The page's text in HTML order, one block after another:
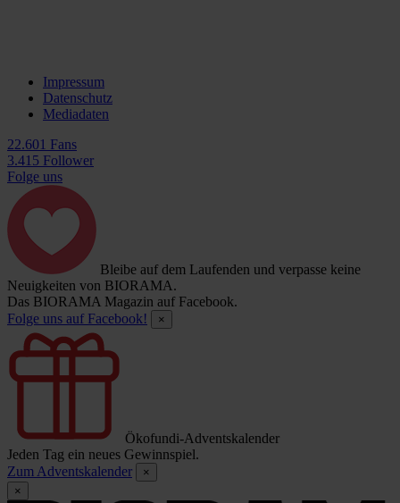
Impressum
Datenschutz
Mediadaten
22.601 Fans
3.415 Follower
Folge uns
Bleibe auf dem Laufenden und verpasse keine
Neuigkeiten von BIORAMA.
Das BIORAMA Magazin auf Facebook.
Folge uns auf Facebook!
×
Ökofundi-Adventskalender
Jeden Tag ein neues Gewinnspiel.
Zum Adventskalender
×
×